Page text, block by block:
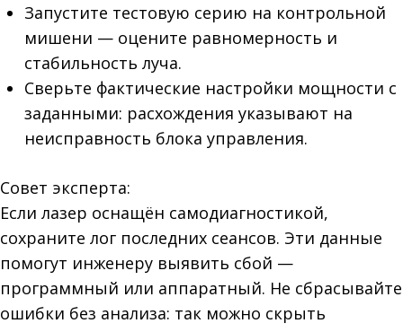
Запустите тестовую серию на контрольной
мишени — оцените равномерность и
стабильность луча.
Сверьте фактические настройки мощности с
заданными: расхождения указывают на
неисправность блока управления.
Совет эксперта:
Если лазер оснащён самодиагностикой,
сохраните лог последних сеансов. Эти данные
помогут инженеру выявить сбой —
программный или аппаратный. Не сбрасывайте
ошибки без анализа: так можно скрыть